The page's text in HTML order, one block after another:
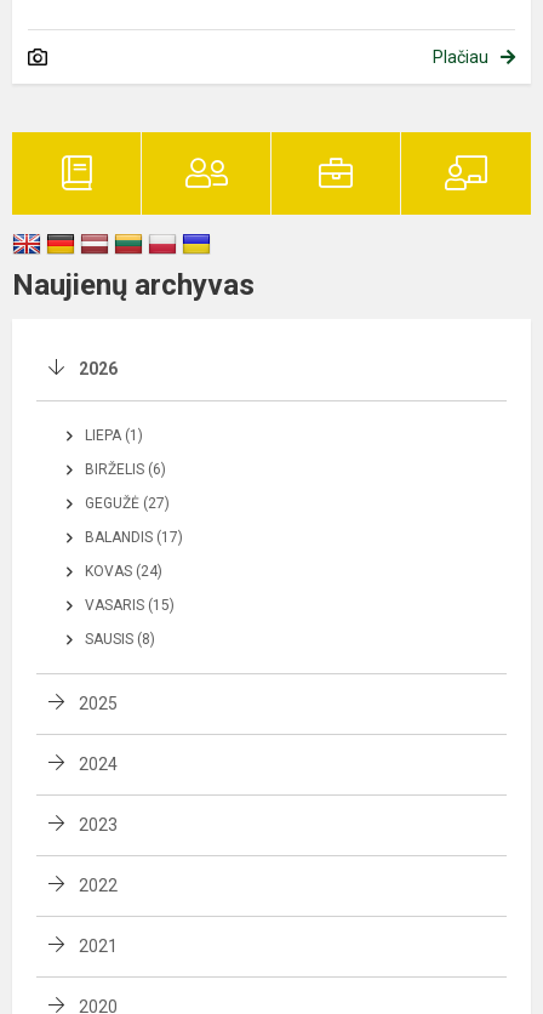
Plačiau
Naujienų archyvas
2026
LIEPA (1)
BIRŽELIS (6)
GEGUŽĖ (27)
BALANDIS (17)
KOVAS (24)
VASARIS (15)
SAUSIS (8)
2025
2024
2023
2022
2021
2020